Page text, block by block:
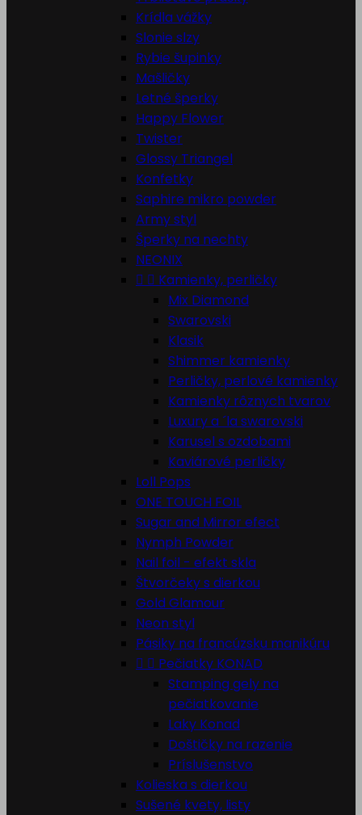
Krídla vážky
Slonie slzy
Rybie šupinky
Mašličky
Letné šperky
Happy Flower
Twister
Glossy Triangel
Konfetky
Saphire mikro powder
Army styl
Šperky na nechty
NEONIX
  Kamienky, perličky
Mix Diamond
Swarovski
Klasik
Shimmer kamienky
Perličky, perlové kamienky
Kamienky rôznych tvarov
Luxury a ´la swarovski
Karusel s ozdobami
Kaviárové perličky
Loll Pops
ONE TOUCH FOIL
Sugar and Mirror efect
Nymph Powder
Nail foil - efekt skla
Štvorčeky s dierkou
Gold Glamour
Neon styl
Pásiky na francúzsku manikúru
  Pečiatky KONAD
Stamping gely na
pečiatkovanie
Laky Konad
Doštičky na razenie
Príslušenstvo
Kolieska s dierkou
Sušené kvety, listy